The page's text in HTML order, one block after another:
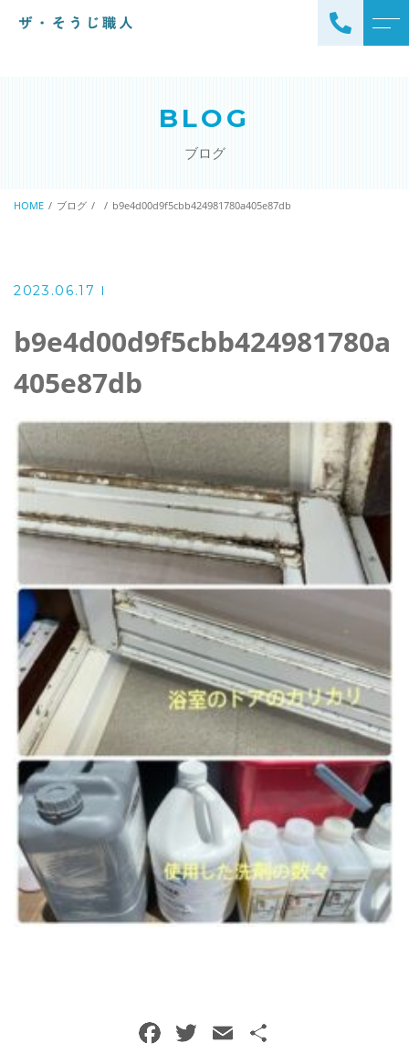
ザ・そうじ職人について
エアコンクリーニング
ハウスクリーニング
浴室クリーニング
風呂釜洗浄・追い炊き配管
クリーニング
トイレクリーニング
クリニック施設専門清掃
除菌清掃
よくある質問
ブログ
空気清浄機クリーニング
その他のお掃除
ご予約・お問い合わせ
0120-396-620
BLOG
ブログ
HOME ブログ b9e4d00d9f5cbb424981780a405e87db
2023.06.17
b9e4d00d9f5cbb424981780a
405e87db
F T E